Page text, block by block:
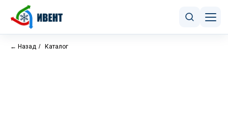
← Назад / Каталог